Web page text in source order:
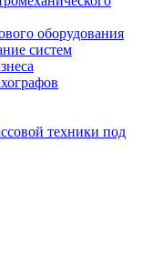
оборудования
систем
техники под